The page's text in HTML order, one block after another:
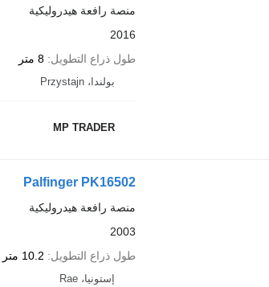
منصة رافعة هيدروليكية
2016
طول ذراع التطويل 8 متر
بولندا، Przystajn
MP TRADER
Palfinger PK16502
منصة رافعة هيدروليكية
2003
طول ذراع التطويل
10.2 متر
إستونيا، Rae